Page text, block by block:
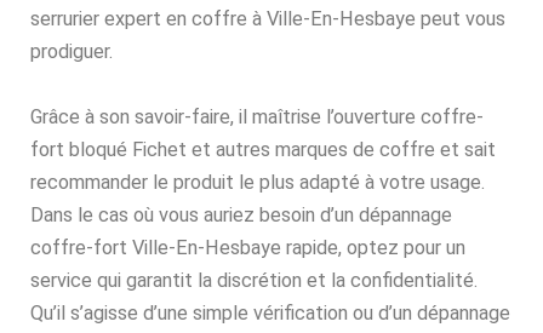
serrurier expert en coffre à Ville-En-Hesbaye peut vous
prodiguer.
Grâce à son savoir-faire, il maîtrise l’ouverture coffre-
fort bloqué Fichet et autres marques de coffre et sait
recommander le produit le plus adapté à votre usage.
Dans le cas où vous auriez besoin d’un dépannage
coffre-fort Ville-En-Hesbaye rapide, optez pour un
service qui garantit la discrétion et la confidentialité.
Qu’il s’agisse d’une simple vérification ou d’un dépannage